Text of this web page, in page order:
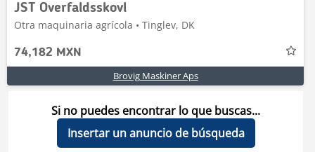
JST Overfaldsskovl
Otra maquinaria agrícola • Tinglev, DK
74,182 MXN
Brovig Maskiner Aps
Si no puedes encontrar lo que buscas...
Insertar un anuncio de búsqueda